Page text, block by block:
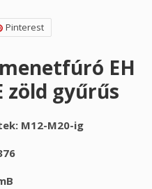
Pinterest
EH
zöld gyűrűs
M12-M20-ig